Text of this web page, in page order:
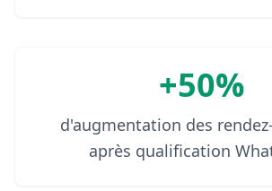
+50%
d'augmentation des
après qualification